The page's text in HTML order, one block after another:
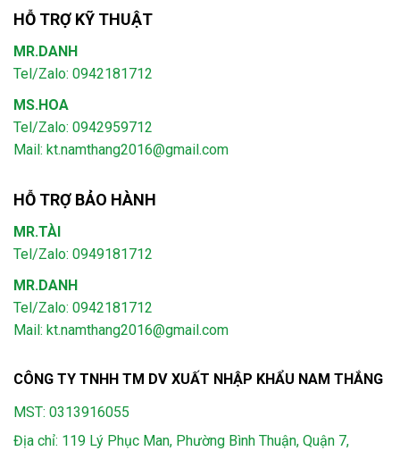
HỖ TRỢ KỸ THUẬT
MR.DANH
Tel/Zalo: 0942181712
MS.HOA
Tel/Zalo: 0942959712
Mail: kt.namthang2016@gmail.com
HỖ TRỢ BẢO HÀNH
MR.TÀI
Tel/Zalo: 0949181712
MR.DANH
Tel/Zalo: 0942181712
Mail: kt.namthang2016@gmail.com
CÔNG TY TNHH TM DV XUẤT NHẬP KHẨU NAM THẮNG
MST: 0313916055
Địa chỉ: 119 Lý Phục Man, Phường Bình Thuận, Quận 7,